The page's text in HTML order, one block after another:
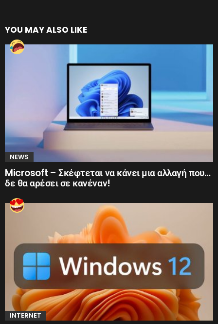
YOU MAY ALSO LIKE
NEWS
Microsoft – Σκέφτεται να κάνει μια αλλαγή που…
δε θα αρέσει σε κανέναν!
INTERNET